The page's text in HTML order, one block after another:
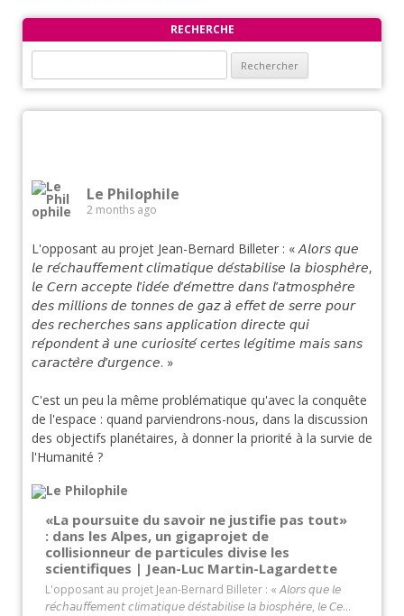
RECHERCHE
Le Philophile
2 months ago
L'opposant au projet Jean-Bernard Billeter : « 𝘈𝘭𝘰𝘳𝘴 𝘲𝘶𝘦
𝘭𝘦 𝘳𝘦́𝘤𝘩𝘢𝘶𝘧𝘧𝘦𝘮𝘦𝘯𝘵 𝘤𝘭𝘪𝘮𝘢𝘵𝘪𝘲𝘶𝘦 𝘥𝘦́𝘴𝘵𝘢𝘣𝘪𝘭𝘪𝘴𝘦 𝘭𝘢 𝘣𝘪𝘰𝘴𝘱𝘩𝘦̀𝘳𝘦,
𝘭𝘦 𝘊𝘦𝘳𝘯 𝘢𝘤𝘤𝘦𝘱𝘵𝘦 𝘭’𝘪𝘥𝘦́𝘦 𝘥’𝘦́𝘮𝘦𝘵𝘵𝘳𝘦 𝘥𝘢𝘯𝘴 𝘭’𝘢𝘵𝘮𝘰𝘴𝘱𝘩𝘦̀𝘳𝘦
𝘥𝘦𝘴 𝘮𝘪𝘭𝘭𝘪𝘰𝘯𝘴 𝘥𝘦 𝘵𝘰𝘯𝘯𝘦𝘴 𝘥𝘦 𝘨𝘢𝘻 𝘢̀ 𝘦𝘧𝘧𝘦𝘵 𝘥𝘦 𝘴𝘦𝘳𝘳𝘦 𝘱𝘰𝘶𝘳
𝘥𝘦𝘴 𝘳𝘦𝘤𝘩𝘦𝘳𝘤𝘩𝘦𝘴 𝘴𝘢𝘯𝘴 𝘢𝘱𝘱𝘭𝘪𝘤𝘢𝘵𝘪𝘰𝘯 𝘥𝘪𝘳𝘦𝘤𝘵𝘦 𝘲𝘶𝘪
𝘳𝘦́𝘱𝘰𝘯𝘥𝘦𝘯𝘵 𝘢̀ 𝘶𝘯𝘦 𝘤𝘶𝘳𝘪𝘰𝘴𝘪𝘵𝘦́ 𝘤𝘦𝘳𝘵𝘦𝘴 𝘭𝘦́𝘨𝘪𝘵𝘪𝘮𝘦 𝘮𝘢𝘪𝘴 𝘴𝘢𝘯𝘴
𝘤𝘢𝘳𝘢𝘤𝘵𝘦̀𝘳𝘦 𝘥’𝘶𝘳𝘨𝘦𝘯𝘤𝘦. »
C'est un peu la même problématique qu'avec la conquête
de l'espace : quand parviendrons-nous, dans la discussion
des objectifs planétaires, à donner la priorité à la survie de
l'Humanité ?
«La poursuite du savoir ne justifie pas tout»
: dans les Alpes, un gigaprojet de
collisionneur de particules divise les
scientifiques | Jean-Luc Martin-Lagardette
L'opposant au projet Jean-Bernard Billeter : « 𝘈𝘭𝘰𝘳𝘴 𝘲𝘶𝘦 𝘭𝘦
𝘳𝘦́𝘤𝘩𝘢𝘶𝘧𝘧𝘦𝘮𝘦𝘯𝘵 𝘤𝘭𝘪𝘮𝘢𝘵𝘪𝘲𝘶𝘦 𝘥𝘦́𝘴𝘵𝘢𝘣𝘪𝘭𝘪𝘴𝘦 𝘭𝘢 𝘣𝘪𝘰𝘴𝘱𝘩𝘦̀𝘳𝘦, 𝘭𝘦 𝘊𝘦...